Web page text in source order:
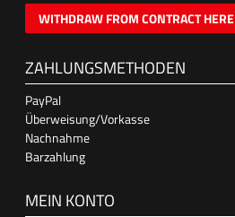
WITHDRAW FROM CONTRACT HERE
ZAHLUNGSMETHODEN
PayPal
Überweisung/Vorkasse
Nachnahme
Barzahlung
MEIN KONTO